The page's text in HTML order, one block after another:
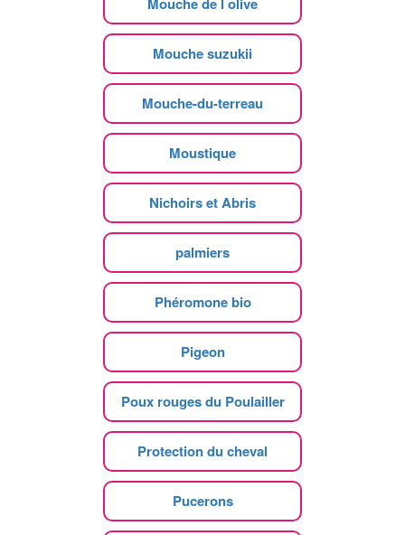
Mouche suzukii
Mouche-du-terreau
Moustique
Nichoirs et Abris
palmiers
Phéromone bio
Pigeon
Poux rouges du Poulailler
Protection du cheval
Pucerons